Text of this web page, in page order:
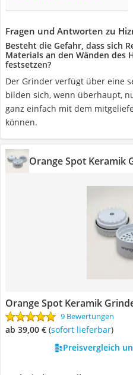
Fragen und Antworten zu
Besteht die Gefahr, dass sich
Materials an den Wänden des
festsetzen?
Der Grinder verfügt über eine
bilden sich, wenn überhaupt,
ganz einfach mit dem
können.
Orange Spot Keramik
Orange Spot Keramik
9 Bewertungen
ab 39,00 € ( Sofort lieferbar)
Preisvergleich